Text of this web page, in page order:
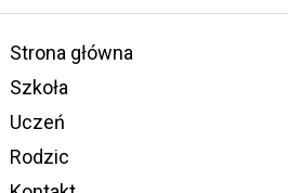
Strona główna
Szkoła
Uczeń
Rodzic